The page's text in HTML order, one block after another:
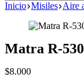
Inicio Misiles Aire
Matra R-
$8.000